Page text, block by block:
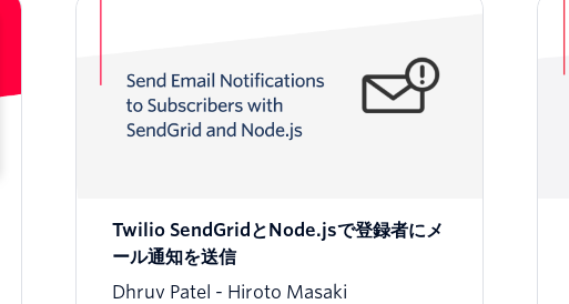
Twilio SendGridとNode.jsで登録者にメ
ール通知を送信
Dhruv Patel
Hiroto Masaki